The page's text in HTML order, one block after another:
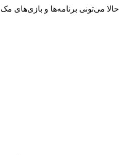
حالا می‌تونی برنامه‌ها و بازی‌های